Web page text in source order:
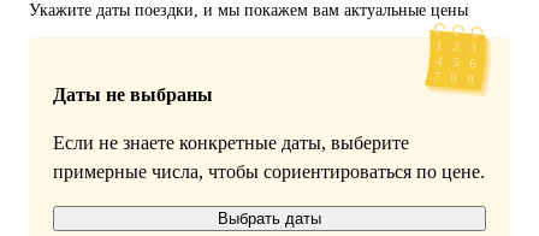
Укажите даты поездки, и мы покажем вам актуальные цены
Даты не выбраны
Если не знаете конкретные даты, выберите
примерные числа, чтобы сориентироваться по цене.
Выбрать даты